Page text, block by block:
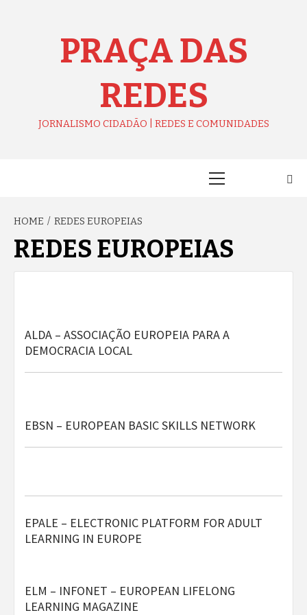
PRAÇA DAS
REDES
JORNALISMO CIDADÃO | REDES E COMUNIDADES
HOME REDES EUROPEIAS
REDES EUROPEIAS
ALDA – ASSOCIAÇÃO EUROPEIA PARA A
DEMOCRACIA LOCAL
EBSN – EUROPEAN BASIC SKILLS NETWORK
EPALE – ELECTRONIC PLATFORM FOR ADULT
LEARNING IN EUROPE
ELM – INFONET – EUROPEAN LIFELONG
LEARNING MAGAZINE